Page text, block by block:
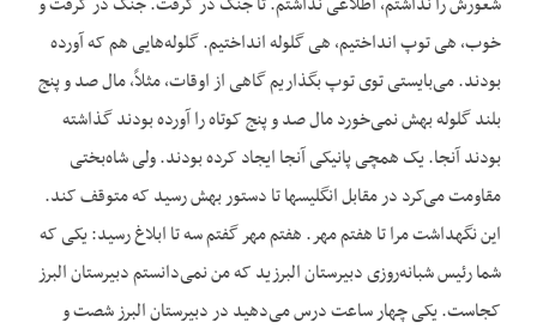
خوب، هی توپ انداختیم، هی گلوله انداختیم. گلوله‌هایی هم که آورده
بودند. می‌بایستی توی توپ بگذاریم گاهی از اوقات، مثلاً، مال صد و پنج
بلند گلوله بهش نمی‌خورد مال صد و پنج کوتاه را آورده بودند گذاشته
بودند آنجا. یک همچی پانیکی آنجا ایجاد کرده بودند. ولی شاه‌بختی
مقاومت می‌کرد در مقابل انگلیسها تا دستور بهش رسید که متوقف کند.
این نگهداشت مرا تا هفتم مهر. هفتم مهر گفتم سه تا ابلاغ رسید: یکی که
شما رئیس شبانه‌روزی دبیرستان البرزید که من نمی‌دانستم دبیرستان البرز
کجاست. یکی چهار ساعت درس می‌دهید در دبیرستان البرز شصت و